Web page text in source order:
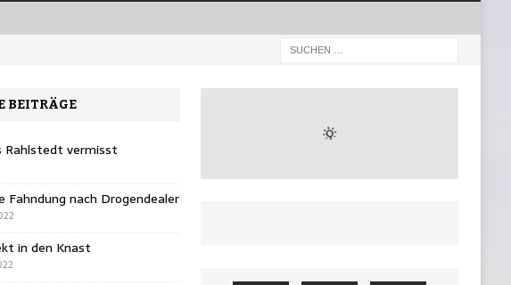
BEITRÄGE
Rahlstedt vermisst
Fahndung nach Drogendealer
in den Knast